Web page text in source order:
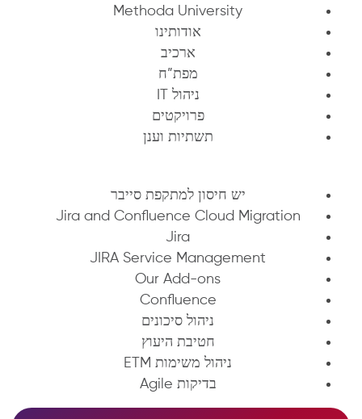
Methoda University
אודותינו
ארכיב
מפת”ח
ניהול IT
פרויקטים
תשתיות וענן
יש חיסון למתקפת סייבר
Jira and Confluence Cloud Migration
Jira
JIRA Service Management
Our Add-ons
Confluence
ניהול סיכונים
חטיבת היעוץ
ניהול משימות ETM
בדיקות Agile